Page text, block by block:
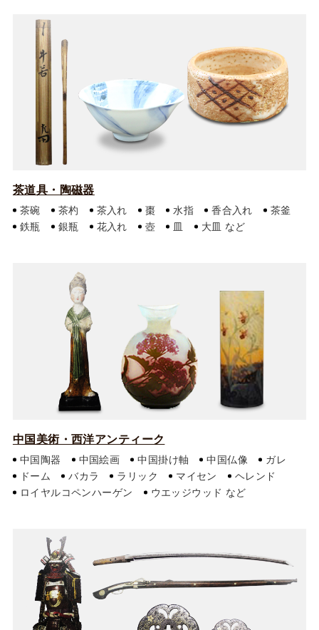
茶道具・陶磁器
茶碗 茶杓 茶入れ 棗 水指 香合入れ
茶釜
鉄瓶
銀瓶 花入れ 壺 皿 大皿
中国美術・西洋アンティーク
中国陶器 中国絵画 中国掛け軸 中国仏像
ガレ
ドーム
バカラ ラリック マイセン
ヘレンド
ロイヤルコペンハーゲン
ウエッジウッド